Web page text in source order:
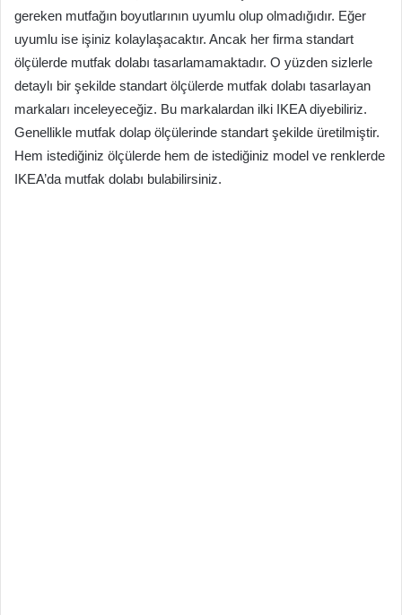
gereken mutfağın boyutlarının uyumlu olup olmadığıdır. Eğer
uyumlu ise işiniz kolaylaşacaktır. Ancak her firma standart
ölçülerde mutfak dolabı tasarlamamaktadır. O yüzden sizlerle
detaylı bir şekilde standart ölçülerde mutfak dolabı tasarlayan
markaları inceleyeceğiz. Bu markalardan ilki IKEA diyebiliriz.
Genellikle mutfak dolap ölçülerinde standart şekilde üretilmiştir.
Hem istediğiniz ölçülerde hem de istediğiniz model ve renklerde
IKEA’da mutfak dolabı bulabilirsiniz.